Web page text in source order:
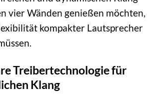
vier Wänden genießen möchten,
kompakter Lautsprecher
Treibertechnologie für
Klang